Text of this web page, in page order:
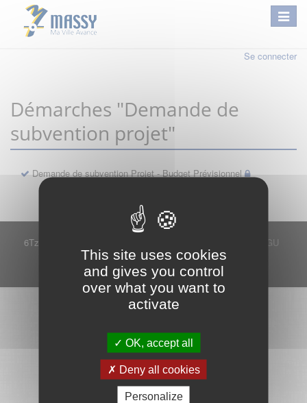
Se connecter
Démarches "Demande de
subvention projet"
Demande de subvention Projet - Budget Prévisionnel
6Tzen ©2015 - Tous droits réservés
CGU
Plan du site
FAQ
Contact
Ce service est proposé par6Tzen
This site uses cookies
and gives you control
over what you want to
activate
OK, accept all
Deny all cookies
Personalize